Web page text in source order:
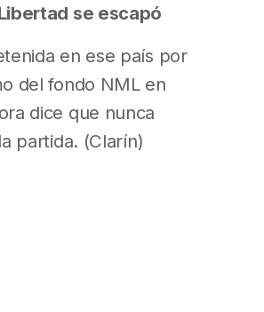
se escapó
en ese país por
del fondo NML en
dice que nunca
partida. (Clarín)